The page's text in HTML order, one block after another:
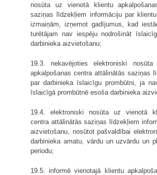
nosūta uz vienotā klientu
saziņas līdzekļiem informāciju par
izmaiņām, izņemot gadījumus, kad
turētājam nav iespēju nodrošināt
darbinieka aizvietošanu;
19.3. nekavējoties elektroniski
apkalpošanas centra attālinātās saziņas
par darbinieka īslaicīgu prombūtni, ja
īslaicīgā prombūtnē esoša darbinieka
19.4. elektroniski nosūta uz vienotā
centra attālinātās saziņas līdzekļiem
aizvietošanu, nosūtot pašvaldībai
darbinieka amatu, vārdu un uzvārdu un
periodu;
19.5. informē vienotajā klientu